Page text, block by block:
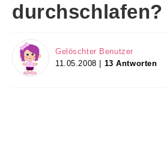
durchschlafen?
Gelöschter Benutzer
11.05.2008 | 13 Antworten
Service
AGB & Impressum